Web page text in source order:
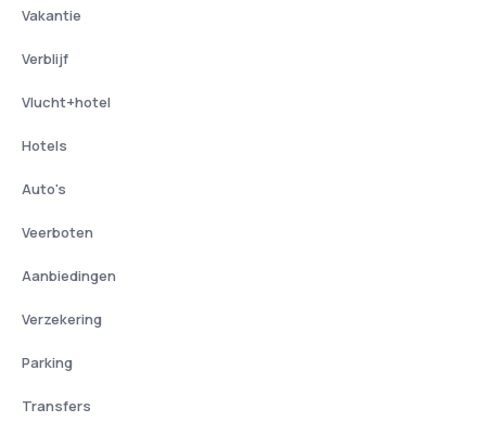
Vakantie
Verblijf
Vlucht+hotel
Hotels
Auto's
Veerboten
Aanbiedingen
Verzekering
Parking
Transfers